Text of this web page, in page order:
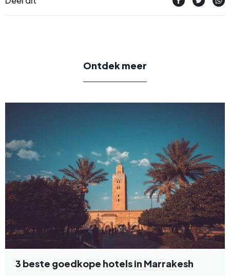
Ontdek meer
3 beste goedkope hotels in Marrakesh